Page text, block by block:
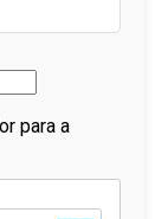
para a